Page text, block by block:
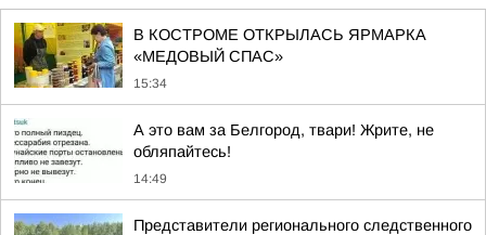
В КОСТРОМЕ ОТКРЫЛАСЬ ЯРМАРКА
«МЕДОВЫЙ СПАС»
15:34
А это вам за Белгород, твари! Жрите, не
обляпайтесь!
14:49
Представители регионального следственного